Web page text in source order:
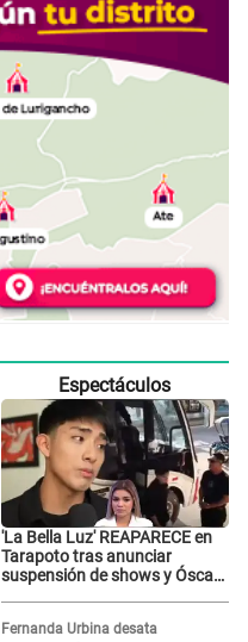
Espectáculos
'La Bella Luz' REAPARECE en
Tarapoto tras anunciar
suspensión de shows y Óscar
Fernanda Urbina desata